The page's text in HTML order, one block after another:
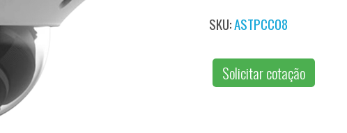
SKU:ASTPCC08
Solicitar cotação